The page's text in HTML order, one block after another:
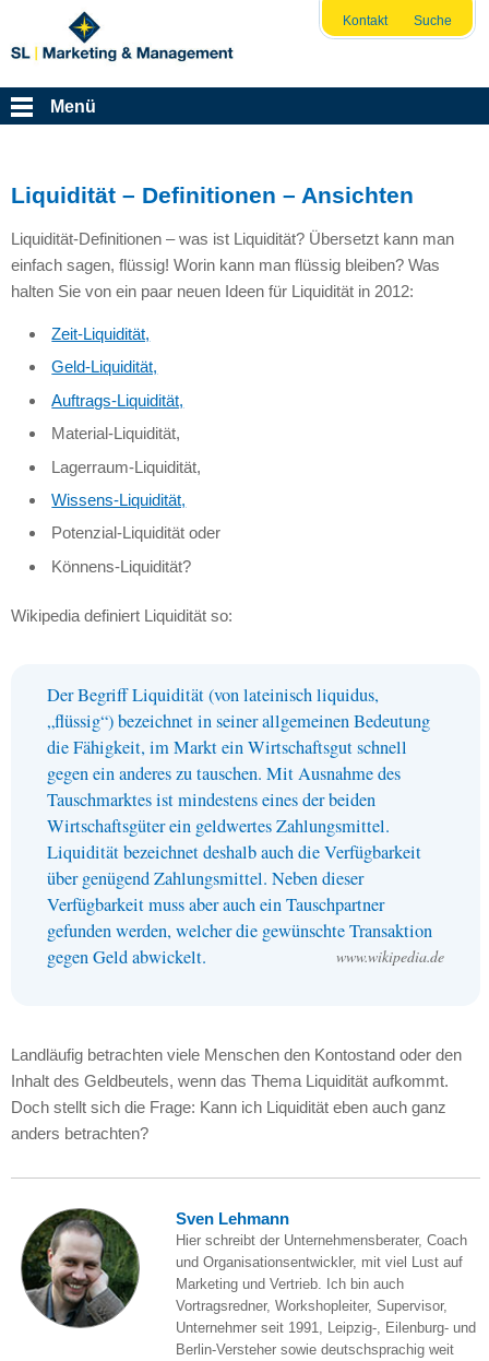
Kontakt Suche
Menü
Liquidität – Definitionen – Ansichten
Liquidität-Definitionen – was ist Liquidität? Übersetzt kann man
einfach sagen, flüssig! Worin kann man flüssig bleiben? Was
halten Sie von ein paar neuen Ideen für Liquidität in 2012:
Zeit-Liquidität,
Geld-Liquidität,
Auftrags-Liquidität,
Material-Liquidität,
Lagerraum-Liquidität,
Wissens-Liquidität,
Potenzial-Liquidität oder
Könnens-Liquidität?
Wikipedia definiert Liquidität so:
Der Begriff Liquidität (von lateinisch liquidus,
„flüssig“) bezeichnet in seiner allgemeinen Bedeutung
die Fähigkeit, im Markt ein Wirtschaftsgut schnell
gegen ein anderes zu tauschen. Mit Ausnahme des
Tauschmarktes ist mindestens eines der beiden
Wirtschaftsgüter ein geldwertes Zahlungsmittel.
Liquidität bezeichnet deshalb auch die Verfügbarkeit
über genügend Zahlungsmittel. Neben dieser
Verfügbarkeit muss aber auch ein Tauschpartner
gefunden werden, welcher die gewünschte Transaktion
gegen Geld abwickelt.
www.wikipedia.de
Landläufig betrachten viele Menschen den Kontostand oder den
Inhalt des Geldbeutels, wenn das Thema Liquidität aufkommt.
Doch stellt sich die Frage: Kann ich Liquidität eben auch ganz
anders betrachten?
Sven Lehmann
Hier schreibt der Unternehmensberater, Coach
und Organisationsentwickler, mit viel Lust auf
Marketing und Vertrieb. Ich bin auch
Vortragsredner, Workshopleiter, Supervisor,
Unternehmer seit 1991, Leipzig-, Eilenburg- und
Berlin-Versteher sowie deutschsprachig weit